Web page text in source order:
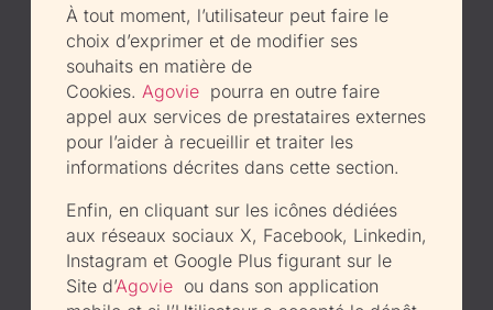
À tout moment, l’utilisateur peut faire le
choix d’exprimer et de modifier ses
souhaits en matière de
Cookies. Agovie pourra en outre faire
appel aux services de prestataires externes
pour l’aider à recueillir et traiter les
informations décrites dans cette section.
Enfin, en cliquant sur les icônes dédiées
aux réseaux sociaux X, Facebook, Linkedin,
Instagram et Google Plus figurant sur le
Site d’Agovie ou dans son application